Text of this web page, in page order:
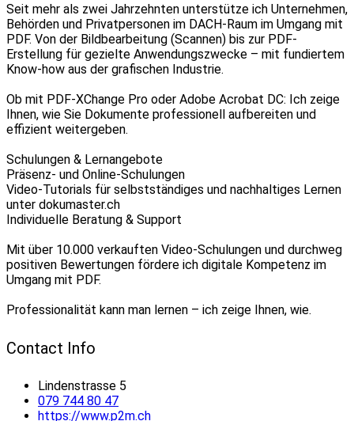
Seit mehr als zwei Jahrzehnten unterstütze ich Unternehmen,
Behörden und Privatpersonen im DACH-Raum im Umgang mit
PDF. Von der Bildbearbeitung (Scannen) bis zur PDF-
Erstellung für gezielte Anwendungszwecke – mit fundiertem
Know-how aus der grafischen Industrie.
Ob mit PDF-XChange Pro oder Adobe Acrobat DC: Ich zeige
Ihnen, wie Sie Dokumente professionell aufbereiten und
effizient weitergeben.
Schulungen & Lernangebote
Präsenz- und Online-Schulungen
Video-Tutorials für selbstständiges und nachhaltiges Lernen
unter dokumaster.ch
Individuelle Beratung & Support
Mit über 10.000 verkauften Video-Schulungen und durchweg
positiven Bewertungen fördere ich digitale Kompetenz im
Umgang mit PDF.
Professionalität kann man lernen – ich zeige Ihnen, wie.
Contact Info
Lindenstrasse 5
079 744 80 47
https://www.p2m.ch